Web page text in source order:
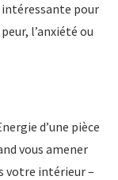
pour
l’anxiété ou
d’une pièce
vous amener
votre intérieur –